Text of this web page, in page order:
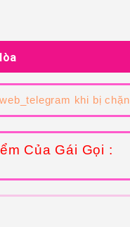
khi bị chặn
Của Gái Gọi :